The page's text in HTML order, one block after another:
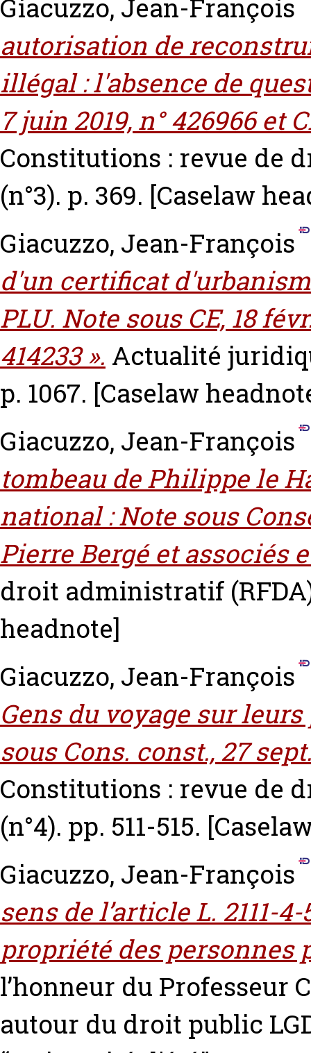
Giacuzzo, Jean-François
autorisation de
illégal : l'absence de
7 juin 2019, n° 426966 et
Constitutions : revue de
(n°3). p. 369. [Caselaw
Giacuzzo, Jean-François
d'un certificat
PLU. Note sous CE, 18
414233 ». Actualité
p. 1067. [Caselaw
Giacuzzo, Jean-François
tombeau de Philippe le
national : Note sous
Pierre Bergé et associés
droit administratif
headnote]
Giacuzzo, Jean-François
Gens du voyage sur
sous Cons. const., 27
Constitutions : revue de
(n°4). pp. 511-515.
Giacuzzo, Jean-François
sens de l’article L. 2111-
propriété des personnes
l’honneur du Professeur
autour du droit public